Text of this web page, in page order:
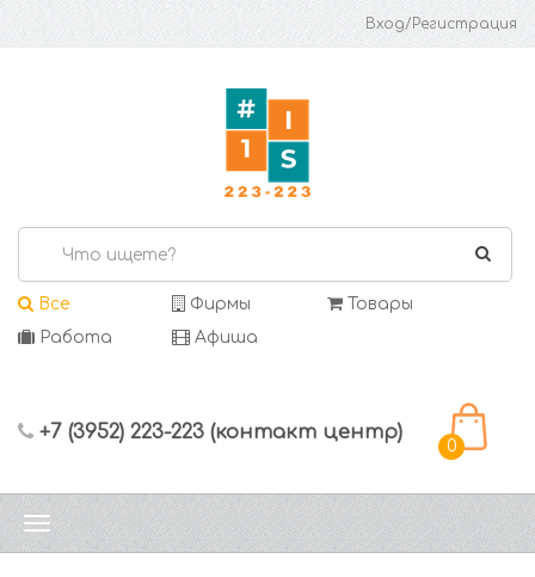
Вход/Регистрация
Все Фирмы
Товары
Работа
Афиша
+7 (3952) 223-223 (контакт центр)
0